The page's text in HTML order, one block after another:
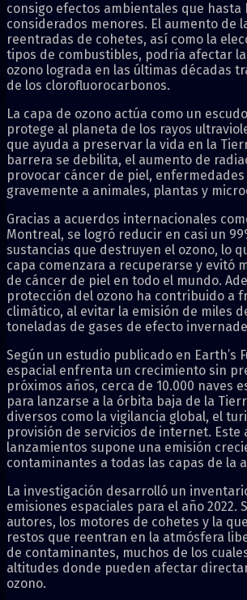
consigo efectos ambientales que hasta
considerados menores. El aumento de
reentradas de cohetes, así como la
tipos de combustibles, podría afectar
ozono lograda en las últimas décadas
de los clorofluorocarbonos.
La capa de ozono actúa como un
protege al planeta de los rayos
que ayuda a preservar la vida en la
barrera se debilita, el aumento de
provocar cáncer de piel,
gravemente a animales, plantas y
Gracias a acuerdos internacionales
Montreal, se logró reducir en casi un
sustancias que destruyen el ozono, lo
capa comenzara a recuperarse y evitó
de cáncer de piel en todo el mundo.
protección del ozono ha contribuido a
climático, al evitar la emisión de miles
toneladas de gases de efecto
Según un estudio publicado en Earth’s
espacial enfrenta un crecimiento sin
próximos años, cerca de 10.000 naves
para lanzarse a la órbita baja de la
diversos como la vigilancia global, el
provisión de servicios de internet. Este
lanzamientos supone una emisión
contaminantes a todas las capas de la
La investigación desarrolló un
emisiones espaciales para el año 2022.
autores, los motores de cohetes y la
restos que reentran en la atmósfera
de contaminantes, muchos de los
altitudes donde pueden afectar
ozono.